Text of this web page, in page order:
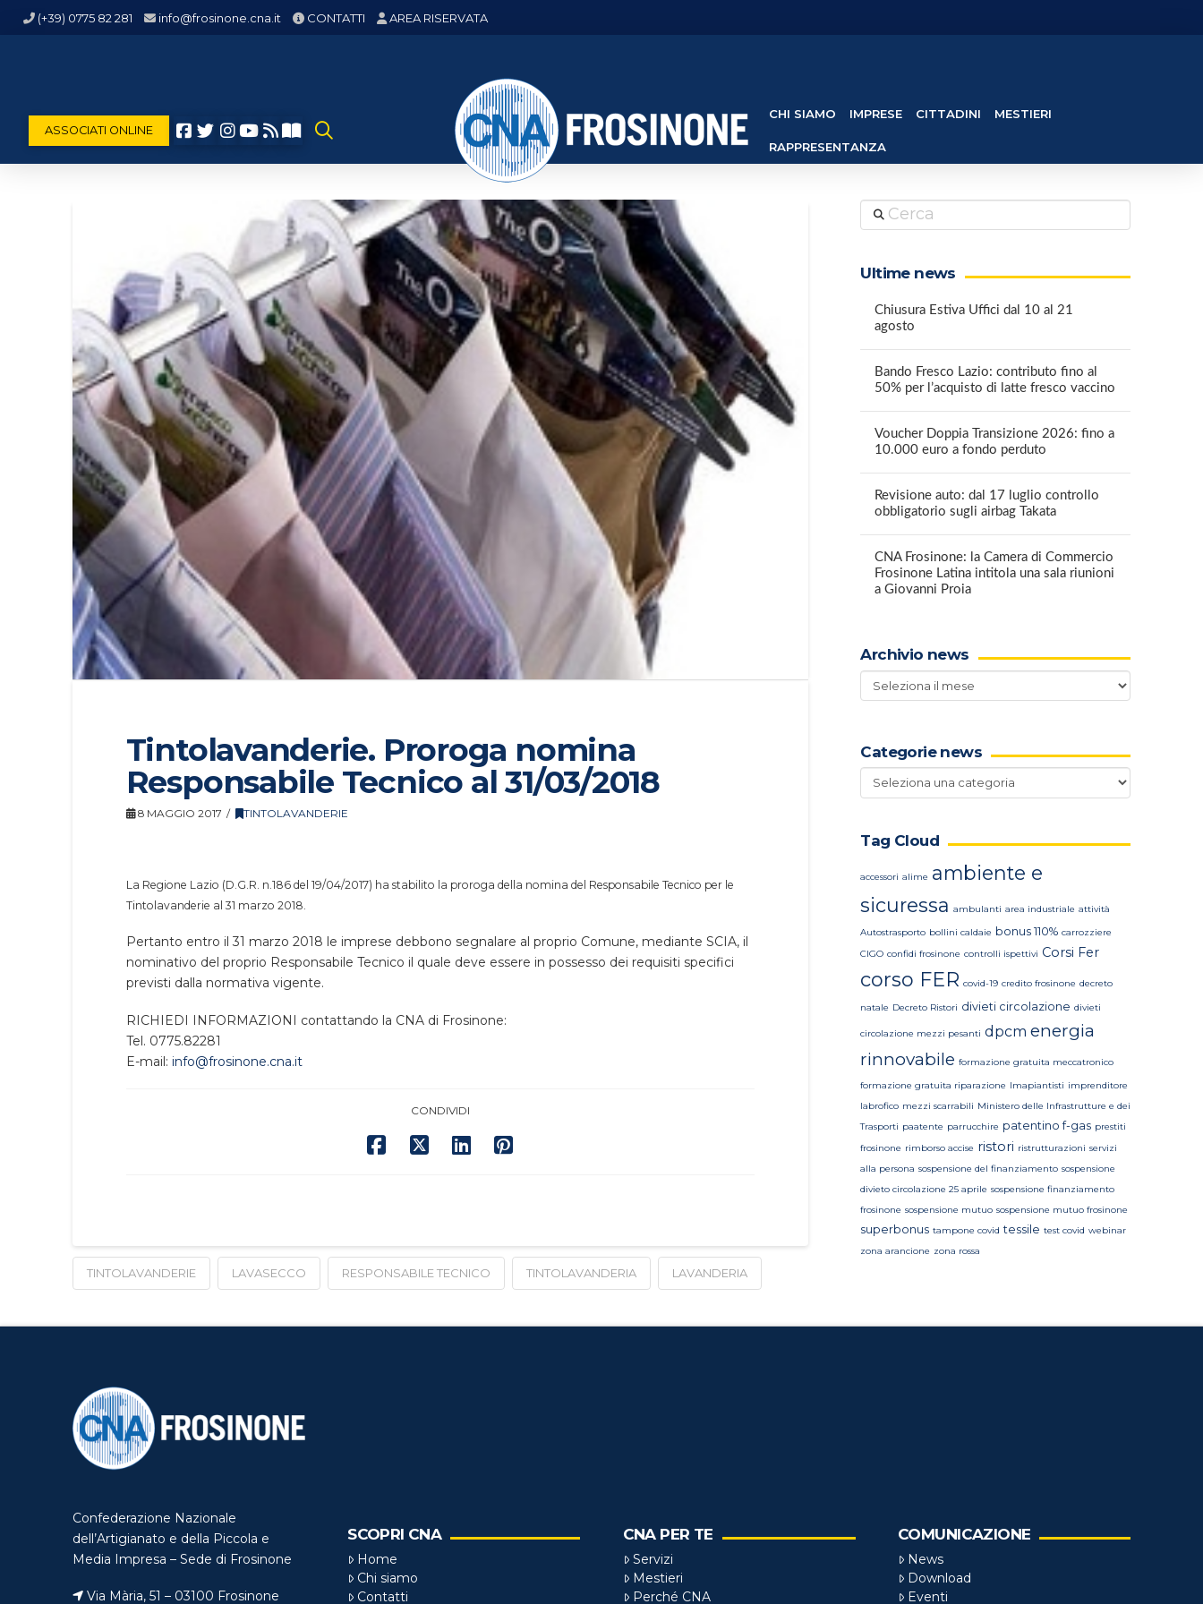
(+39) 0775 82 281 info@frosinone.cna.it CONTATTI AREA RISERVATA
ASSOCIATI ONLINE
CHI SIAMO IMPRESE CITTADINI MESTIERI
RAPPRESENTANZA
Tintolavanderie. Proroga nomina
Responsabile Tecnico al 31/03/2018
8 MAGGIO 2017 TINTOLAVANDERIE
La Regione Lazio (D.G.R. n.186 del 19/04/2017) ha stabilito la proroga della nomina del Responsabile Tecnico per le
Tintolavanderie al 31 marzo 2018.
Pertanto entro il 31 marzo 2018 le imprese debbono segnalare al proprio Comune, mediante SCIA, il
nominativo del proprio Responsabile Tecnico il quale deve essere in possesso dei requisiti specifici
previsti dalla normativa vigente.
RICHIEDI INFORMAZIONI contattando la CNA di Frosinone:
Tel. 0775.82281
E-mail: info@frosinone.cna.it
CONDIVIDI
TINTOLAVANDERIE LAVASECCO RESPONSABILE TECNICO TINTOLAVANDERIA LAVANDERIA
Cerca
Ultime news
Chiusura Estiva Uffici dal 10 al 21
agosto
Bando Fresco Lazio: contributo fino al
50% per l’acquisto di latte fresco vaccino
Voucher Doppia Transizione 2026: fino a
10.000 euro a fondo perduto
Revisione auto: dal 17 luglio controllo
obbligatorio sugli airbag Takata
CNA Frosinone: la Camera di Commercio
Frosinone Latina intitola una sala riunioni
a Giovanni Proia
Archivio news
Archivio
news
Categorie news
Categorie
news
Tag Cloud
accessori alime ambiente e
sicuressa ambulanti area industriale attività
Autostrasporto bollini caldaie bonus 110% carrozziere
CIGO confidi frosinone controlli ispettivi Corsi Fer
corso FER covid-19 credito frosinone decreto
natale Decreto Ristori divieti circolazione divieti
circolazione mezzi pesanti dpcm energia
rinnovabile formazione gratuita meccatronico
formazione gratuita riparazione Imapiantisti imprenditore
labrofico mezzi scarrabili Ministero delle Infrastrutture e dei
Trasporti paatente parrucchire patentino f-gas prestiti
frosinone rimborso accise ristori ristrutturazioni servizi
alla persona sospensione del finanziamento sospensione
divieto circolazione 25 aprile sospensione finanziamento
frosinone sospensione mutuo sospensione mutuo frosinone
superbonus tampone covid tessile test covid webinar
zona arancione zona rossa
Confederazione Nazionale
dell’Artigianato e della Piccola e
Media Impresa – Sede di Frosinone
Via Mària, 51 – 03100 Frosinone
SCOPRI CNA
Home
Chi siamo
Contatti
CNA PER TE
Servizi
Mestieri
Perché CNA
COMUNICAZIONE
News
Download
Eventi